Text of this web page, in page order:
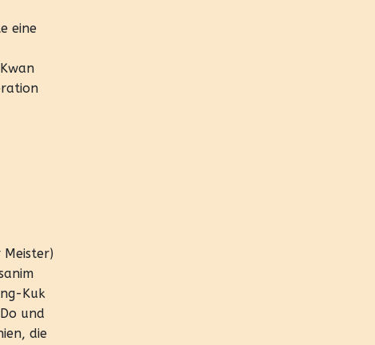
eine
Meister)
Kuk
und
die